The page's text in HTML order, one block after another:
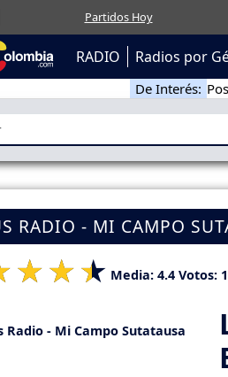
Partidos Hoy
RADIO Radios por
De Interés:
RADIO - MI CAMPO
Media: 4.4 Votos: